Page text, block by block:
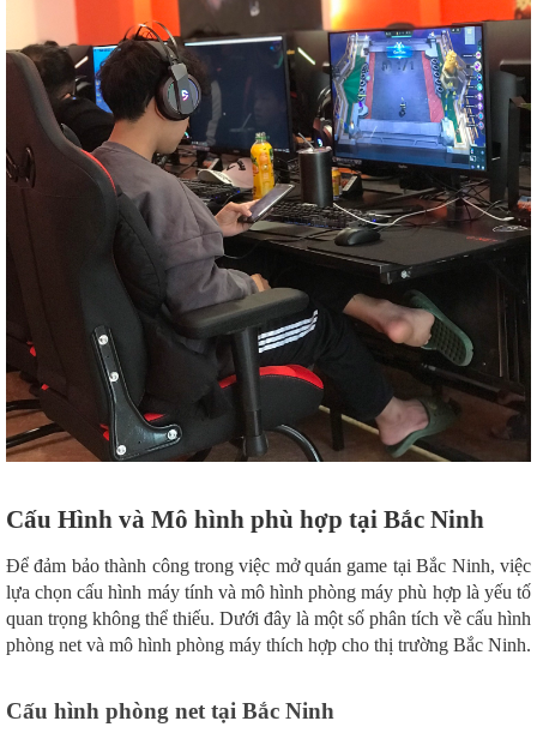
Cấu Hình và Mô hình phù hợp tại Bắc Ninh
Để đảm bảo thành công trong việc mở quán game tại Bắc Ninh, việc
lựa chọn cấu hình máy tính và mô hình phòng máy phù hợp là yếu tố
quan trọng không thể thiếu. Dưới đây là một số phân tích về cấu hình
phòng net và mô hình phòng máy thích hợp cho thị trường Bắc Ninh.
Cấu hình phòng net tại Bắc Ninh